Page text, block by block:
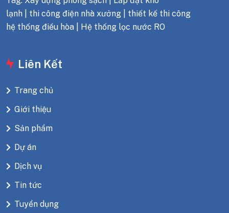
lạnh | thi công điện nhà xưởng | thiết kế thi công
hệ thống điều hòa | Hệ thống lọc nước RO
Liên Kết
Trang chủ
Giới thiệu
Sản phẩm
Dự án
Dịch vụ
Tin tức
Tuyển dụng